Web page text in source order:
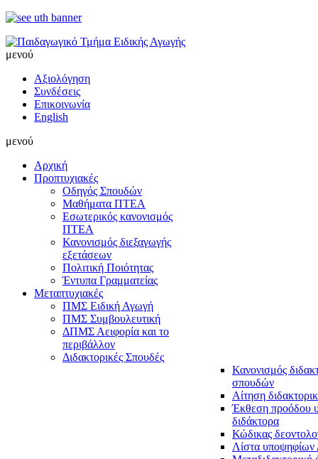
μενού
Αξιολόγηση
Συνδέσεις
Επικοινωνία
English
μενού
Αρχική
Προπτυχιακές
Οδηγός Σπουδών
Μαθήματα ΠΤΕΑ
Εσωτερικός κανονισμός
ΠΤΕΑ
Κανονισμός διεξαγωγής
εξετάσεων
Πολιτική Ποιότητας
Έντυπα Γραμματείας
Μεταπτυχιακές
ΠΜΣ Ειδική Αγωγή
ΠΜΣ Συμβουλευτική
ΔΠΜΣ Αειφορία και το
περιβάλλον
Διδακτορικές Σπουδές
Κανονισμός
σπουδών
Αίτηση
Έκθεση προόδου
διδάκτορα
Κώδικας
Λίστα υποψηφίων